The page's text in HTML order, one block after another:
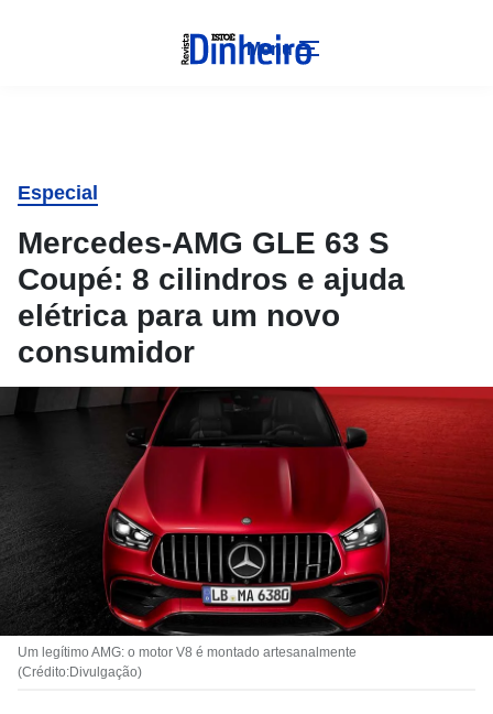
Menu
Especial
Mercedes-AMG GLE 63 S
Coupé: 8 cilindros e ajuda
elétrica para um novo
consumidor
Um legítimo AMG: o motor V8 é montado artesanalmente
(Crédito:Divulgação)